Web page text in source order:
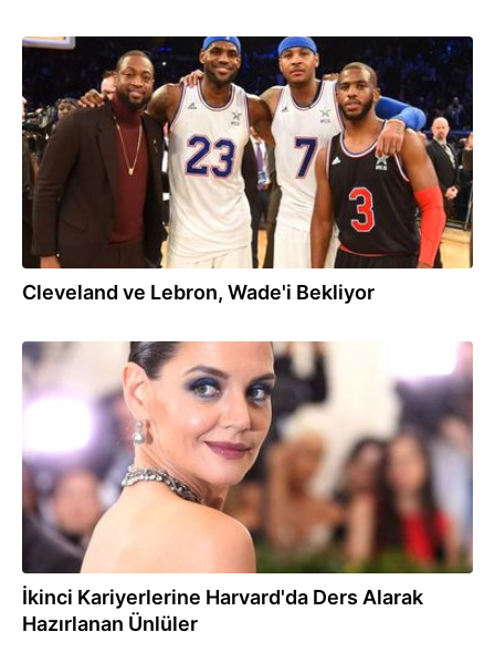
07.09.2017
Cleveland ve Lebron, Wade'i Bekliyor
06.07.2017
İkinci Kariyerlerine Harvard'da Ders Alarak
Hazırlanan Ünlüler